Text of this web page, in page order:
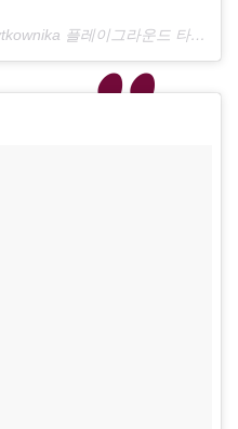
Zdjęcie zamieszczone przez użytkownika 플레이그라운드 타투 •playground Tattoo• (@playground_tat2)